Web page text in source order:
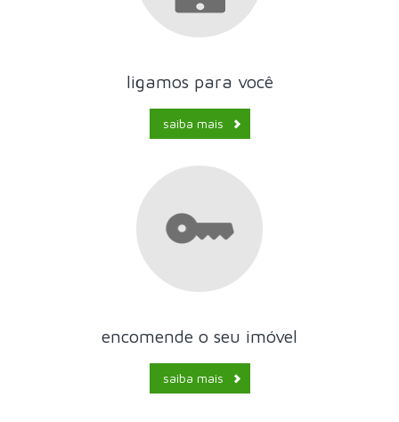
ligamos para você
saiba mais
encomende o seu imóvel
saiba mais